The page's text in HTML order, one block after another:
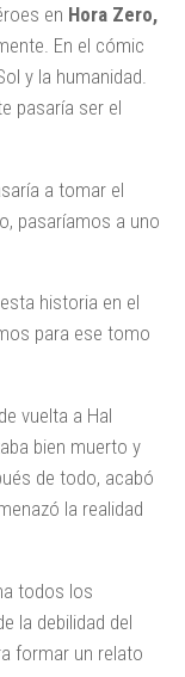
en Hora Zero,
En el cómic
y la humanidad.
pasaría ser el
a tomar el
pasaríamos a uno
historia en el
para ese tomo
vuelta a Hal
bien muerto y
de todo, acabó
la realidad
todos los
la debilidad del
formar un relato